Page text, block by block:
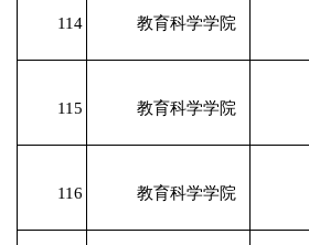
114 教育科学学院
115 教育科学学院
116 教育科学学院